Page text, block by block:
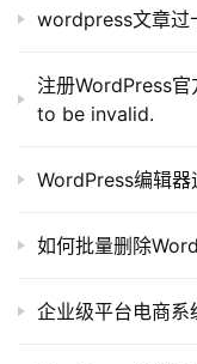
服
项
目
提
示
登录
wordpress文章过
注册WordPress
to be invalid.
WordPress编辑器
如何批量删除
企业级平台电商